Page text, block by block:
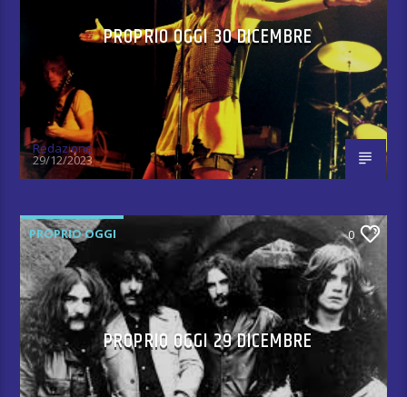
PROPRIO OGGI 30 DICEMBRE
Redazione
29/12/2023
PROPRIO OGGI 0
PROPRIO OGGI 29 DICEMBRE